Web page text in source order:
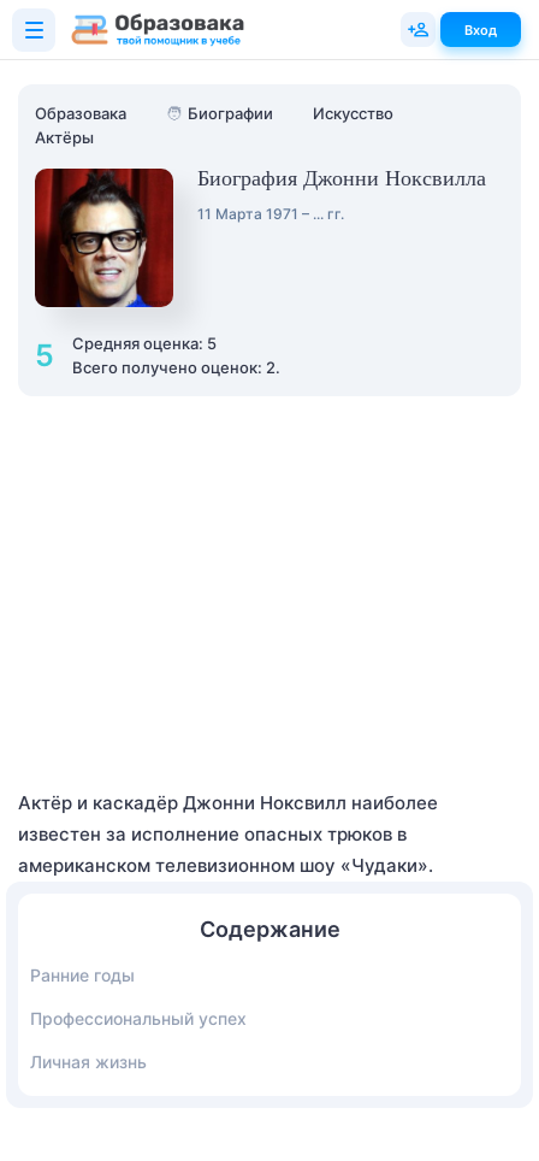
Образовака 🧑 Биографии
Искусство
Актёры
Биография Джонни Ноксвилла
11 Марта 1971 – ... гг.
5
Средняя оценка: 5
Всего получено оценок: 2.
Актёр и каскадёр Джонни Ноксвилл наиболее
известен за исполнение опасных трюков в
американском телевизионном шоу «Чудаки».
Содержание
Ранние годы
Профессиональный успех
Личная жизнь
Вход